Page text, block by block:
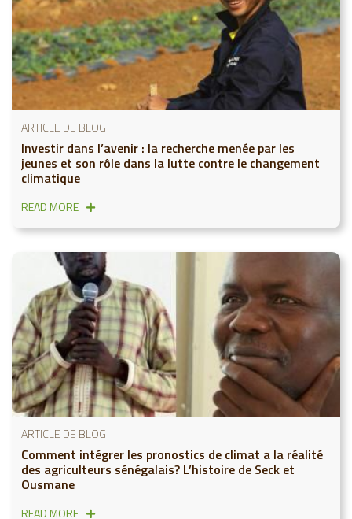
ARTICLE DE BLOG
Investir dans l’avenir : la recherche menée par les
jeunes et son rôle dans la lutte contre le changement
climatique
READ MORE
ARTICLE DE BLOG
Comment intégrer les pronostics de climat a la réalité
des agriculteurs sénégalais? L’histoire de Seck et
Ousmane
READ MORE